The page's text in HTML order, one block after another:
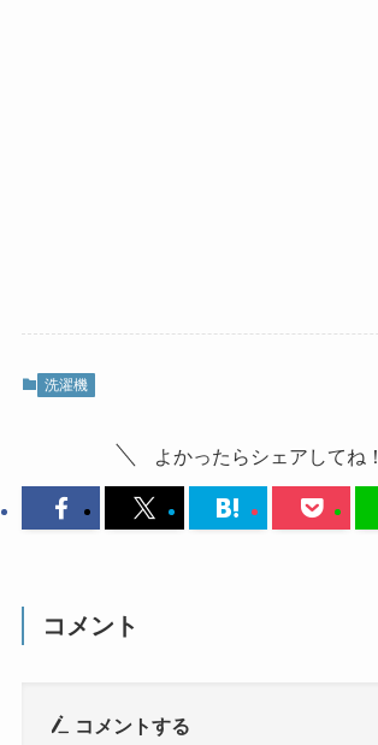
洗濯機
よかったらシェアしてね！
コメント
コメントする